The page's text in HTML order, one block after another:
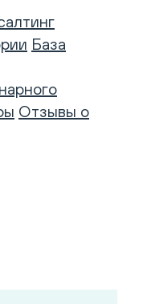
База
Отзывы о